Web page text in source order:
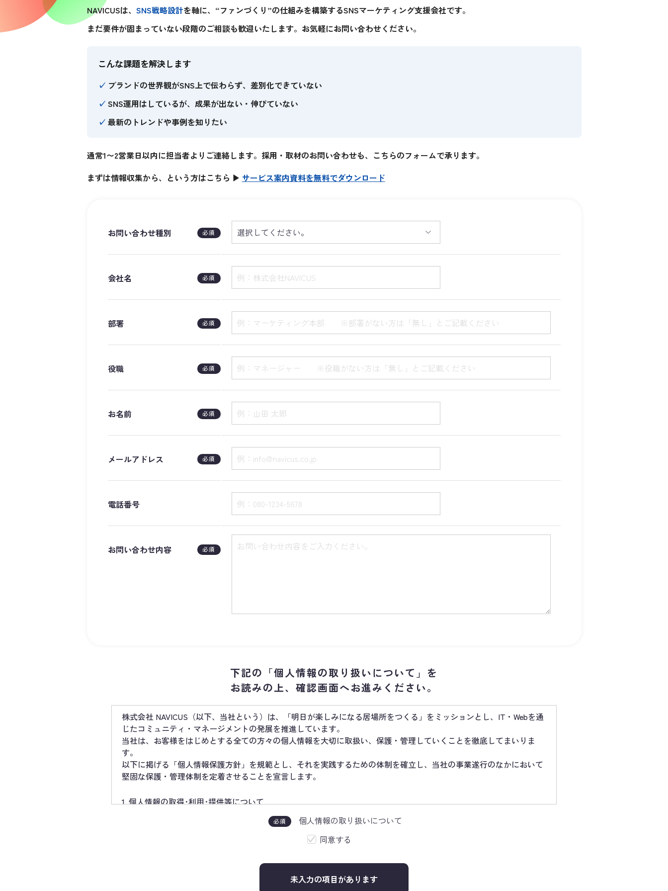
NAVICUSは、 SNS戦略設計を軸に、“ファンづくり”の仕組みを構築するSNSマーケティング支援会社です。
まだ要件が固まっていない段階のご相談も歓迎いたします。お気軽にお問い合わせください。
こんな課題を解決します
✓ ブランドの世界観がSNS上で伝わらず、差別化できていない
✓ SNS運用はしているが、成果が出ない・伸びていない
✓ 最新のトレンドや事例を知りたい
通常1〜2営業日以内に担当者よりご連絡します。 採用・取材のお問い合わせも、こちらのフォームで承ります。
まずは情報収集から、という方はこちら ▶ サービス案内資料を無料でダウンロード
お問い合わせ種別 必須
会社名 必須
部署 必須
役職 必須
お名前 必須
メールアドレス 必須
電話番号
お問い合わせ内容 必須
下記の「個人情報の取り扱いについて」 を
お読みの上、 確認画面へお進みください。
株式会社 NAVICUS（以下、当社という）は、「明日が楽しみになる居場所をつくる」をミッションとし、IT・Webを通
じたコミュニティ・マネージメントの発展を推進しています。
当社は、お客様をはじめとする全ての方々の個人情報を大切に取扱い、保護・管理していくことを徹底してまいりま
す。
以下に掲げる「個人情報保護方針」を規範とし、それを実践するための体制を確立し、当社の事業遂行のなかにおいて
堅固な保護・管理体制を定着させることを宣言します。
1. 個人情報の取得･利用･提供等について
・個人情報を取得する際は、法令等で求められる範囲においてその利用目的をできる限り具体的に特定し、その目的達
成に必要な限度において適法かつ公正な手段で取得します。
・法令に基づく命令等を除き、収集時に承諾を得た目的外の利用、提供は行いません。
必須
個人情報の取り扱いについて
同意する
未入力の項目があります